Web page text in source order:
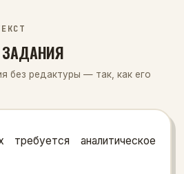
ЗАДАНИЯ
без редактуры — так, как его
аналитическое